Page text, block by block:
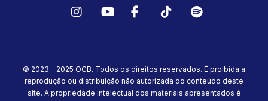
© 2023 - 2025 OCB. Todos os direitos reservados. É proibida a
reprodução ou distribuição não autorizada do conteúdo deste
site. A propriedade intelectual dos materiais apresentados é